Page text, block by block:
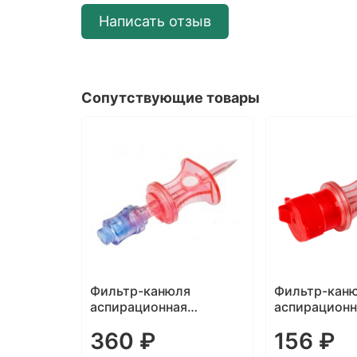
Написать отзыв
Сопутствующие товары
Фильтр-канюля
аспирационная
(воздушный фильтр 0,2
360 ₽
Фильтр-
(воздушный
156 ₽